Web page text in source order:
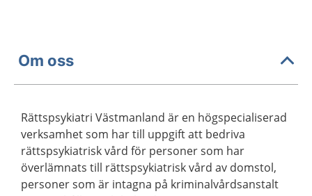
Om oss
Rättspsykiatri Västmanland är en högspecialiserad
verksamhet som har till uppgift att bedriva
rättspsykiatrisk vård för personer som har
överlämnats till rättspsykiatrisk vård av domstol,
personer som är intagna på kriminalvårdsanstalt